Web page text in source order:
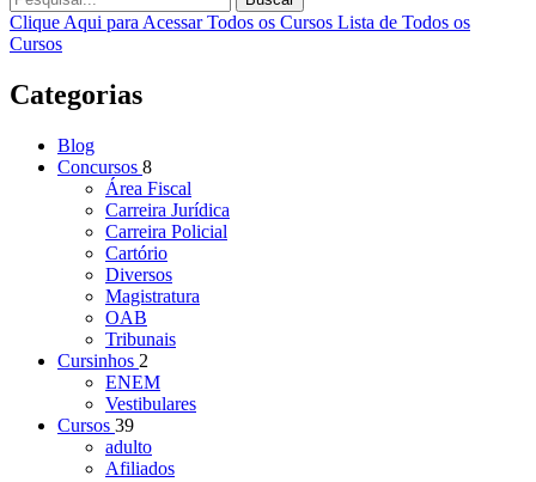
Clique Aqui para Acessar Todos os Cursos Lista de Todos os
Cursos
Categorias
Blog
Concursos 8
Área Fiscal
Carreira Jurídica
Carreira Policial
Cartório
Diversos
Magistratura
OAB
Tribunais
Cursinhos 2
ENEM
Vestibulares
Cursos 39
adulto
Afiliados